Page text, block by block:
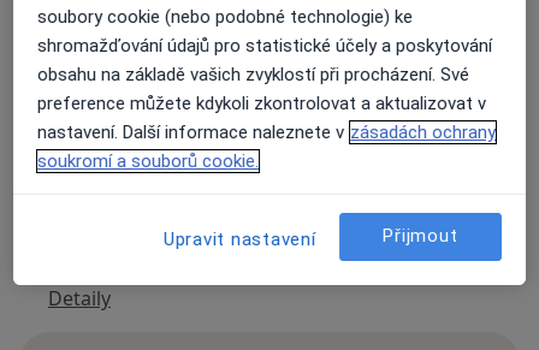
Přiblížit mapuse otevře v nové záložce
Dostupnost
Na této adrese online kalendář není aktivní
Co mám v takové situaci udělat?
Způsoby platby (soukromé návštěvy)
Na teto adrese lékař přijímá pacienty na pojišťovnu
Detaily
soubory cookie (nebo podobné technologie) ke
shromažďování údajů pro statistické účely a poskytování
obsahu na základě vašich zvyklostí při procházení. Své
preference můžete kdykoli zkontrolovat a aktualizovat v
nastavení. Další informace naleznete v zásadách ochrany
soukromí a souborů cookie.
Upravit nastavení Přijmout